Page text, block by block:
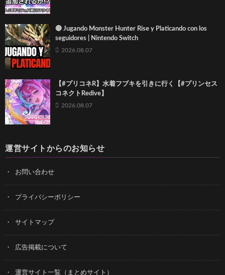
🔴 Jugando Monster Hunter Rise y Platicando con los
seguidores | Nintendo Switch
2026.08.07
【#プリコネR】水着フブキを引きに行く【#プリンセス
コネクトRedive】
2026.08.07
運営サイトからのお知らせ
お問い合わせ
プライバシーポリシー
サイトマップ
広告掲載について
運営サイト一覧（まとめサイト）